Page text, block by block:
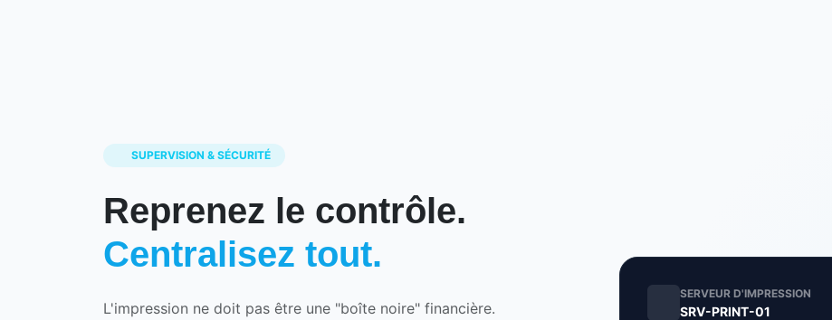
SUPERVISION & SÉCURITÉ
Reprenez le contrôle.
Centralisez tout.
L'impression ne doit pas être une "boîte noire" financière.
SERVEUR D'IMPRESSION
SRV-PRINT-01